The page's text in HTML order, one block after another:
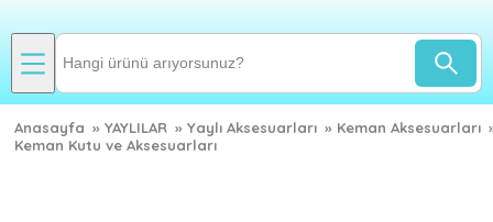
Anasayfa » YAYLILAR » Yaylı Aksesuarları » Keman Aksesuarları
Keman Kutu ve Aksesuarları